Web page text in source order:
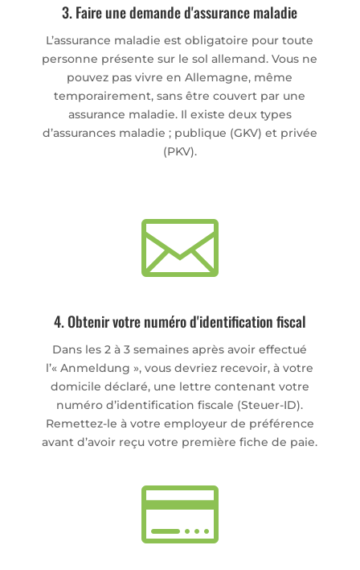
3. Faire une demande d'assurance maladie
L’assurance maladie est obligatoire pour toute
personne présente sur le sol allemand. Vous ne
pouvez pas vivre en Allemagne, même
temporairement, sans être couvert par une
assurance maladie. Il existe deux types
d’assurances maladie ; publique (GKV) et privée
(PKV).

4. Obtenir votre numéro d'identification fiscal
Dans les 2 à 3 semaines après avoir effectué
l’« Anmeldung », vous devriez recevoir, à votre
domicile déclaré, une lettre contenant votre
numéro d’identification fiscale (Steuer-ID).
Remettez-le à votre employeur de préférence
avant d’avoir reçu votre première fiche de paie.
